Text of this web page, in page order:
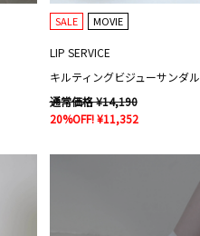
SALE MOVIE
LIP SERVICE
キルティングビジューサンダル
通常価格 ¥14,190
20%OFF! ¥11,352